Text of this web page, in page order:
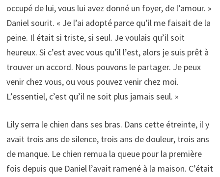
occupé de lui, vous lui avez donné un foyer, de l’amour. »
Daniel sourit. « Je l’ai adopté parce qu’il me faisait de la
peine. Il était si triste, si seul. Je voulais qu’il soit
heureux. Si c’est avec vous qu’il l’est, alors je suis prêt à
trouver un accord. Nous pouvons le partager. Je peux
venir chez vous, ou vous pouvez venir chez moi.
L’essentiel, c’est qu’il ne soit plus jamais seul. »
Lily serra le chien dans ses bras. Dans cette étreinte, il y
avait trois ans de silence, trois ans de douleur, trois ans
de manque. Le chien remua la queue pour la première
fois depuis que Daniel l’avait ramené à la maison. C’était